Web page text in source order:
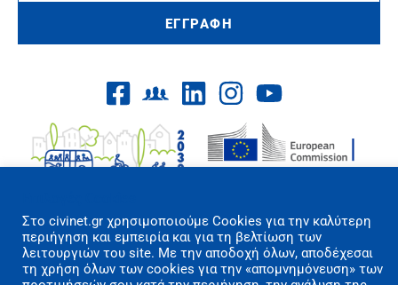
ΕΓΓΡΑΦΗ
Όροι Χρήσης/Πολιτική Απορρήτου
Στo civinet.gr χρησιμοποιούμε Cookies για την καλύτερη
περιήγηση και εμπειρία και για τη βελτίωση των
λειτουργιών του site. Με την αποδοχή όλων, αποδέχεσαι
τη χρήση όλων των cookies για την «απομνημόνευση» των